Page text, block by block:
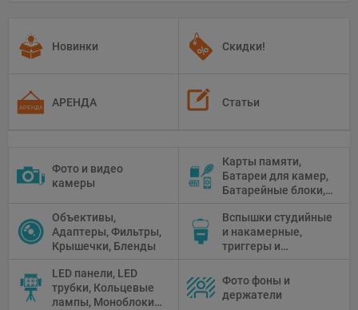
Новинки Скидки!
АРЕНДА Статьи
Фото и видео
камеры
Карты памяти,
Батареи для камер,
Батарейные блоки,
Объективы,
Адаптеры, Фильтры,
Крышечки, Бленды
Вспышки студийные
и накамерные,
триггеры и
LED панели, LED
трубки, Кольцевые
лампы, Моноблоки,
Фото фоны и
держатели